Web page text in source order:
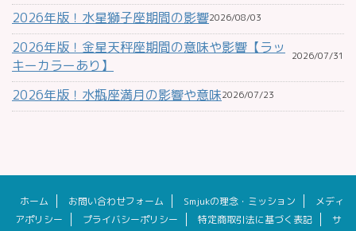
2026年版！水星獅子座期間の影響2026/08/03
2026年版！金星天秤座期間の意味や影響【ラッ
キーカラーあり】
2026/07/31
2026年版！水瓶座満月の影響や意味2026/07/23
ホーム お問い合わせフォーム Smjukの理念・ミッション
メディ
アポリシー
プライバシーポリシー 特定商取引法に基づく表記
サ